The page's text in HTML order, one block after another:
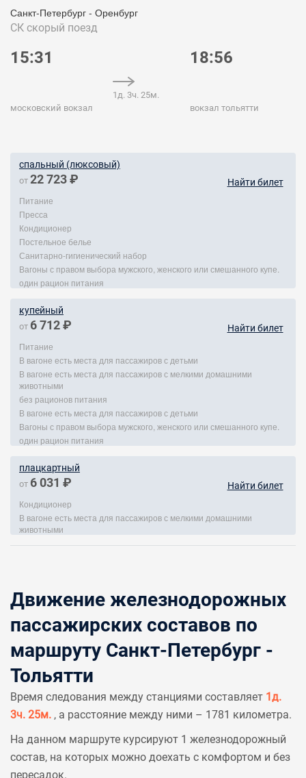
Санкт-Петербург - Оренбург
СК скорый поезд
15:31
московский вокзал
1д. 3ч. 25м.
18:56
вокзал тольятти
спальный (люксовый)
от 22 723 ₽ Найти билет
Питание
Пресса
Кондиционер
Постельное белье
Санитарно-гигиенический набор
Вагоны с правом выбора мужского, женского или смешанного купе.
один рацион питания
купейный
от 6 712 ₽ Найти билет
Питание
В вагоне есть места для пассажиров с детьми
В вагоне есть места для пассажиров с мелкими домашними
животными
без рационов питания
В вагоне есть места для пассажиров с детьми
Вагоны с правом выбора мужского, женского или смешанного купе.
один рацион питания
плацкартный
от 6 031 ₽ Найти билет
Кондиционер
В вагоне есть места для пассажиров с мелкими домашними
животными
Движение железнодорожных
пассажирских составов по
маршруту Санкт-Петербург -
Тольятти
Время следования между станциями составляет 1д.
3ч. 25м. , а расстояние между ними – 1781 километра.
На данном маршруте курсируют 1 железнодорожный
состав, на которых можно доехать с комфортом и без
пересадок.